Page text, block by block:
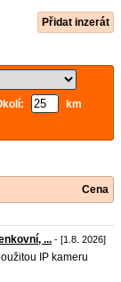
Přidat inzerát
km
Cena
... - [1.8. 2026]
IP kameru